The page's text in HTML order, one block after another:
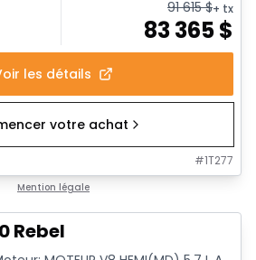
91 615$+ tx
83 365$
les détails
votre achat
#1T277
Mention légale
Rebel